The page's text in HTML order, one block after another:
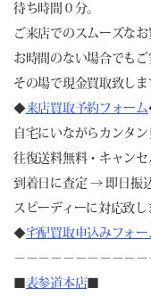
待ち時間０分。
ご来店でのスムーズなお
お時間のない場合でもご
その場で現金買取致しま
◆来店買取予約フォーム
自宅にいながらカンタ
往復送料無料・キャンセ
到着日に査定 → 即日振
スピーディーに対応致し
◆宅配買取申込みフォー
－－－－－－－－－－
■表参道本店■